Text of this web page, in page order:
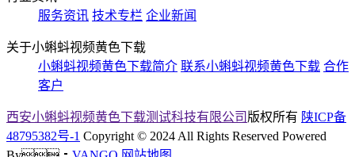
服务资讯 技术专栏 企业新闻
关于小蝌蚪视频黄色下载
小蝌蚪视频黄色下载简介 联系小蝌蚪视频黄色下载 合作
客户
西安小蝌蚪视频黄色下载测试科技有限公司 版权所有 陕ICP备
48795382号-1 Copyright © 2024 All Rights Reserved Powered